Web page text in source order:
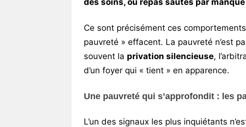
des soins, ou repas sautés par manque
Ce sont précisément ces
pauvreté » effacent. La pauvreté n’est
souvent la privation silencieuse,
d’un foyer qui « tient » en apparence.
Une pauvreté qui s’approfondit : les
L’un des signaux les plus inquiétants